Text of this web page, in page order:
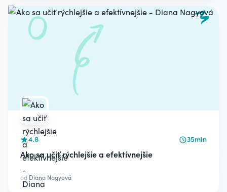
4.8 35min
Ako sa učiť rýchlejšie a efektívnejšie
od Diana Nagyová